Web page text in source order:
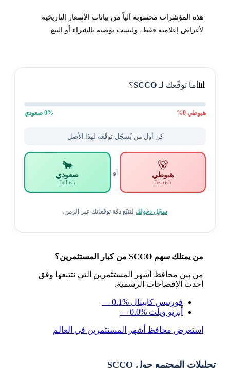
هذه المؤشرات محسوبة آلياً من بيانات الأسعار التاريخية
لأغراض إعلامية فقط، وليست توصية بالشراء أو البيع.
📊 ما توقّعك لـSCCO؟
هبوطي0
%
0% صعودي
كن أول من يُسجّل توقّعه لهذا الأصل
🐻
هبوطي
Bearish
أو
🐂
صعودي
Bullish
سجّل دخولكلتتبّع دقة توقعاتك عبر الزمن.
من يمتلك سهم SCCO من كبار المستثمرين؟
من بين محافظ أشهر المستثمرين التي نتتبعها وفق
أحدث الإفصاحات الرسمية.
فورتيس كابيتال — 0.1%
أبريو ويلث — 0.0%
استعرض محافظ أشهر المستثمرين في العالم
تحليلات المجتمع حول SCCO